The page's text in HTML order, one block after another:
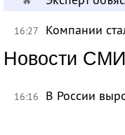
16:27 Компании
Новости
16:16 В России